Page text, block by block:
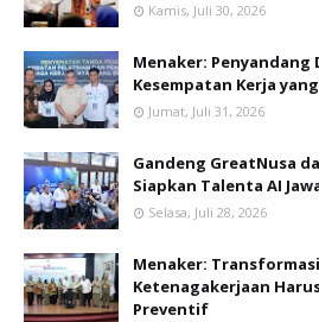
Kamis, Juli 30, 2026
Menaker:
Kesempatan Kerja
Jumat, Juli 31, 2026
Gandeng GreatNusa
Siapkan Talenta AI
Selasa, Juli 28, 2026
Menaker:
Ketenagakerjaan
Preventif